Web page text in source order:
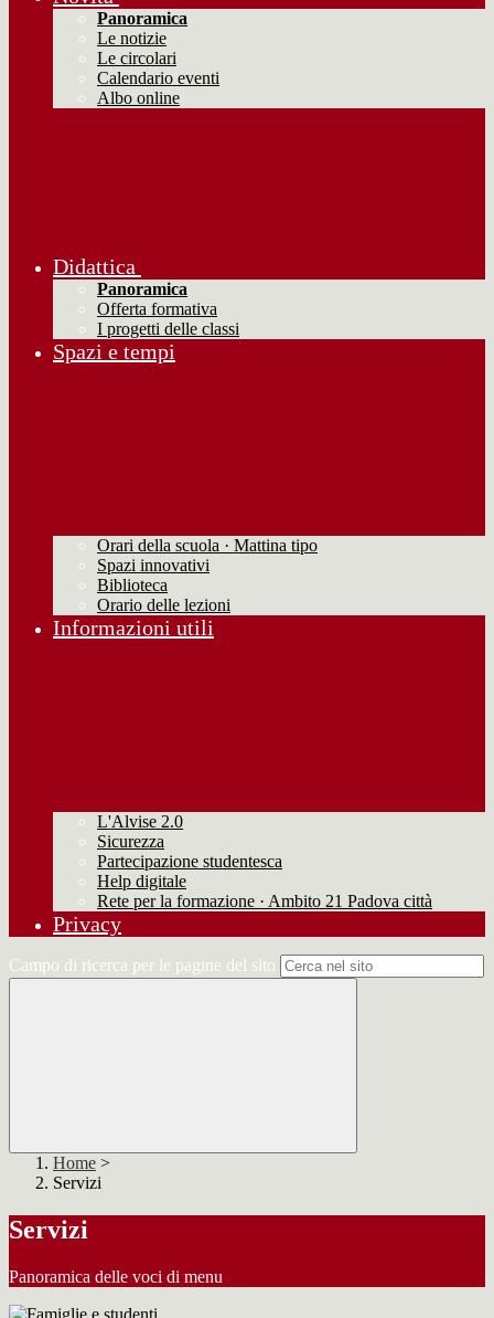
Panoramica
Le notizie
Le circolari
Calendario eventi
Albo online
Didattica
Panoramica
Offerta formativa
I progetti delle classi
Spazi e tempi
Orari della scuola · Mattina tipo
Spazi innovativi
Biblioteca
Orario delle lezioni
Informazioni utili
L'Alvise 2.0
Sicurezza
Partecipazione studentesca
Help digitale
Rete per la formazione · Ambito 21 Padova città
Privacy
Campo di ricerca per le pagine del sito
Home >
Servizi
Servizi
Panoramica delle voci di menu